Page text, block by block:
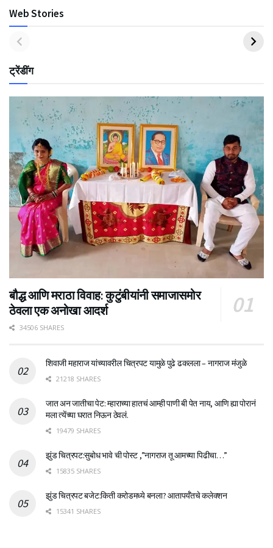
Web Stories
ट्रेंडींग
बौद्ध आणि मराठा विवाह: कुटुंबीयांनी समाजासमोर
ठेवला एक अनोखा आदर्श
34506 SHARES
शिवाजी महाराज यांच्यावरील चित्रपट यामुळे पुढे ढकलला – नागराज मंजुळे
21218 SHARES
जात अन जातीचा पेट: म्हाराच्या हातचं आम्ही पाणी बी पेत नाय, आणि ह्या पोरानं
मला त्येंच्या घरात निऊन ठेवलं.
19479 SHARES
झुंड चित्रपट:सुबोध भावे ची पोस्ट ,”नागराज तू आमच्या पिढीचा…”
15835 SHARES
झुंड चित्रपट बजेट:किती करोडमध्ये बनला? आतापर्यँतचे कलेक्शन
15341 SHARES